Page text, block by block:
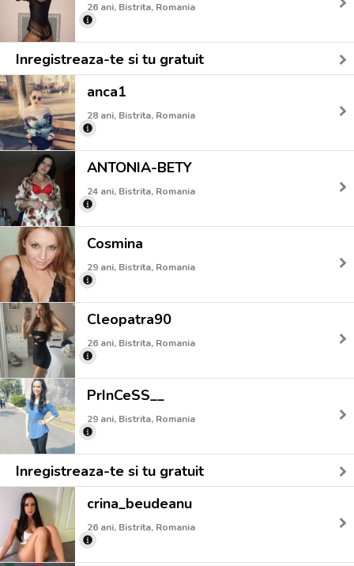
26 ani, Bistrita, Romania
Inregistreaza-te si tu gratuit
anca1
28 ani, Bistrita, Romania
ANTONIA-BETY
24 ani, Bistrita, Romania
Cosmina
29 ani, Bistrita, Romania
Cleopatra90
26 ani, Bistrita, Romania
PrInCeSS__
29 ani, Bistrita, Romania
Inregistreaza-te si tu gratuit
crina_beudeanu
26 ani, Bistrita, Romania